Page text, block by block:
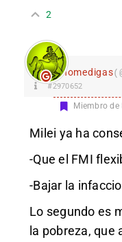
2
nomedigas
#2970652
Miembro de
Milei ya ha
-Que el FMI
-Bajar la
Lo segundo es
la pobreza, que